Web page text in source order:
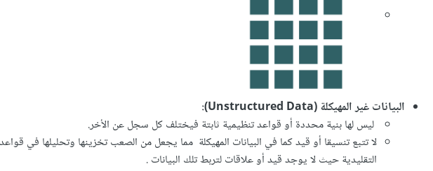
البيانات غير المهيكلة (Unstructured Data):
ليس لها بنية محددة أو قواعد تنظيمية ثابتة فيختلف كل سجل عن الأخر.
لا تتبع تنسيقا أو قيد كما في البيانات المهيكلة مما يجعل من الصعب تخزينها وتحليلها في قواعد
التقليدية حيث لا يوجد قيد أو علاقات لتربط تلك البيانات .